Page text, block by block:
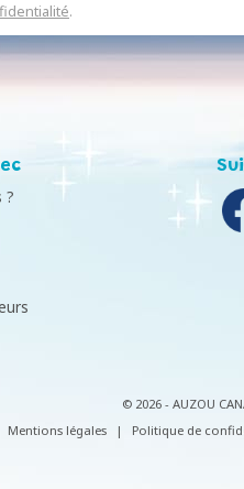
.
?
© 2026 - AUZOU
Mentions légales
| Politique de